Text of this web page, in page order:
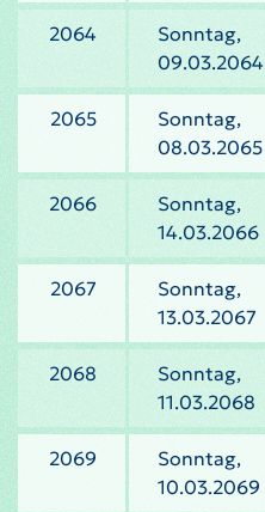
2064
Sonntag,
09.03.2064
2065
Sonntag,
08.03.2065
2066
Sonntag,
14.03.2066
2067
Sonntag,
13.03.2067
2068
Sonntag,
11.03.2068
2069
Sonntag,
10.03.2069